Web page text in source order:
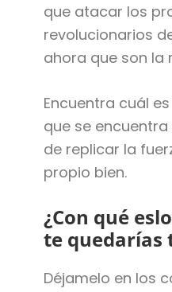
que atacar los
revolucionarios
ahora que son la
Encuentra cuál
que se
de replicar la
propio bien.
¿Con qué
te quedarías
Déjamelo en los